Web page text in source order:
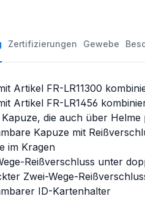
Zertifizierungen Gewebe
Artikel FR-LR11300
Artikel FR-LR1456
die auch über Helme
Kapuze mit
im Kragen
Reißverschluss unter
Zwei-Wege-
ID-Kartenhalter